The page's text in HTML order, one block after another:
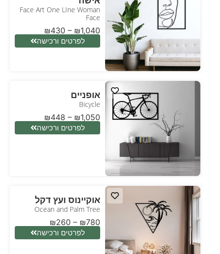
Face Art One LIne Woman
Face
₪430 – ₪1,040
לפרטים ורכישה
אופניים
Bicycle
₪448 – ₪1,050
לפרטים ורכישה
אוקיינוס ועץ דקל
Ocean and Palm Tree
₪260 – ₪780
לפרטים ורכישה